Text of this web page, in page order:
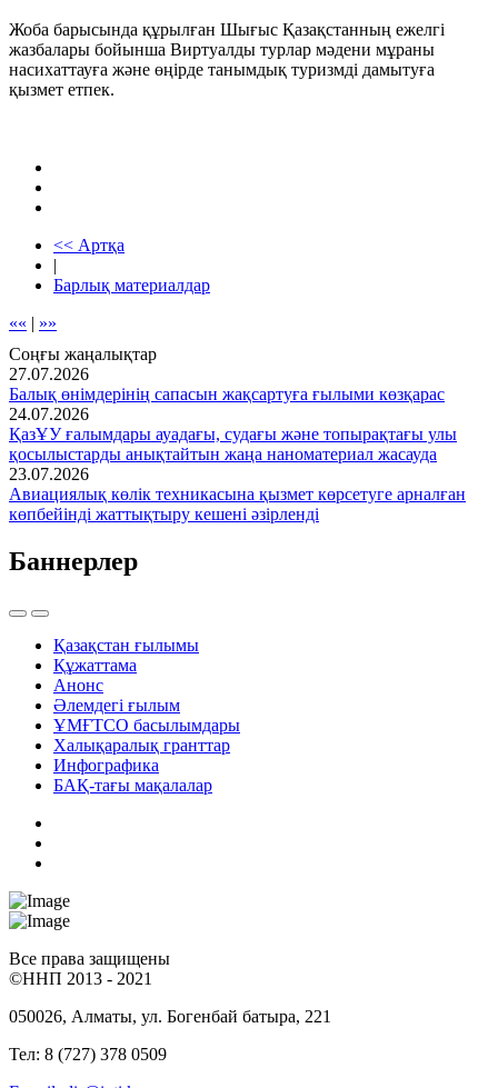
Жоба барысында құрылған Шығыс Қазақстанның ежелгі
жазбалары бойынша Виртуалды турлар мәдени мұраны
насихаттауға және өңірде танымдық туризмді дамытуға
қызмет етпек.
<< Артқа
|
Барлық материалдар
«« | »»
Соңғы жаңалықтар
27.07.2026
Балық өнімдерінің сапасын жақсартуға ғылыми көзқарас
24.07.2026
ҚазҰУ ғалымдары ауадағы, судағы және топырақтағы улы
қосылыстарды анықтайтын жаңа наноматериал жасауда
23.07.2026
Авиациялық көлік техникасына қызмет көрсетуге арналған
көпбейінді жаттықтыру кешені әзірленді
Баннерлер
Қазақстан ғылымы
Құжаттама
Анонс
Әлемдегі ғылым
ҰМҒТСО басылымдары
Халықаралық гранттар
Инфографика
БАҚ-тағы мақалалар
Все права защищены
©ННП 2013 - 2021
050026, Алматы, ул. Богенбай батыра, 221
Тел: 8 (727) 378 0509